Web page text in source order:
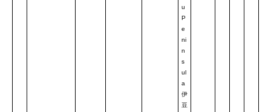
u
P
e
ni
n
s
ul
a
伊
豆